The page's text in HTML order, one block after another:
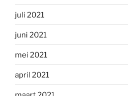
juli 2021
juni 2021
mei 2021
april 2021